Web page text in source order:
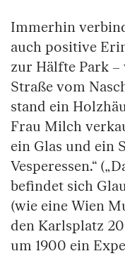
Immerhin
auch positive
zur Hälfte Park
Straße vom
stand ein
Frau Milch
ein Glas und ein
Vesperessen.“
befindet sich
(wie eine Wien
den Karlsplatz
um 1900 ein